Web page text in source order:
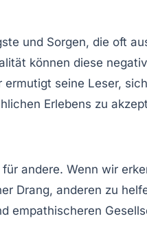
und Sorgen, die oft
können diese
seine Leser,
Erlebens zu
andere. Wenn wir
Drang, anderen zu
empathischeren